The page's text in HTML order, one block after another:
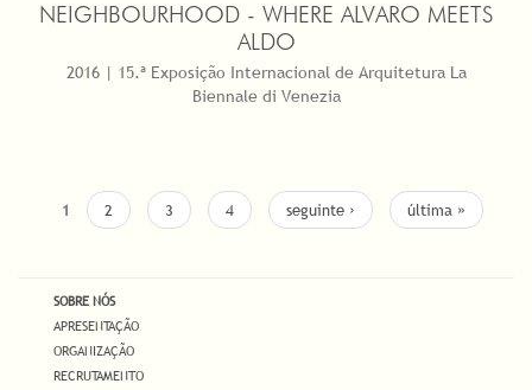
NEIGHBOURHOOD - WHERE ALVARO MEETS
ALDO
2016 | 15.ª Exposição Internacional de Arquitetura La
Biennale di Venezia
1 2 3 4 seguinte › última »
SOBRE NÓS
APRESENTAÇÃO
ORGANIZAÇÃO
RECRUTAMENTO